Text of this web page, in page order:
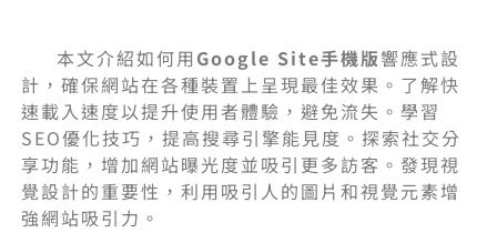
本文介紹如何用Google Site手機版響應式設
計，確保網站在各種裝置上呈現最佳效果。了解快
速載入速度以提升使用者體驗，避免流失。學習
SEO優化技巧，提高搜尋引擎能見度。探索社交分
享功能，增加網站曝光度並吸引更多訪客。發現視
覺設計的重要性，利用吸引人的圖片和視覺元素增
強網站吸引力。